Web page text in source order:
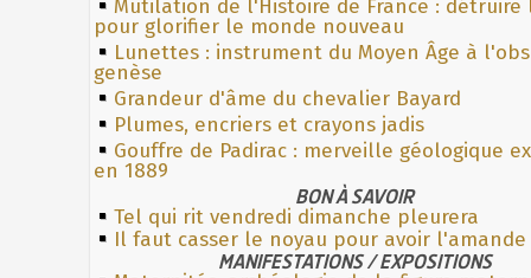
Mutilation de l'Histoire de France : détruire
pour glorifier le monde nouveau
Lunettes : instrument du Moyen Âge à
genèse
Grandeur d'âme du chevalier Bayard
Plumes, encriers et crayons jadis
Gouffre de Padirac : merveille géologique
en 1889
BON À SAVOIR
Tel qui rit vendredi dimanche pleurera
Il faut casser le noyau pour avoir l'amande
MANIFESTATIONS / EXPOSITIONS